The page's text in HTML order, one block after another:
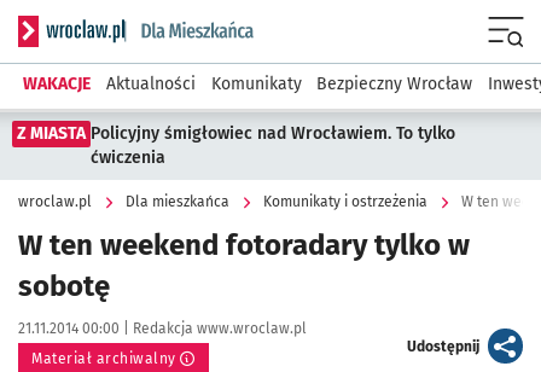
Serwis informacyjny wroclaw.pl podserwis: Dla mieszkańca
WAKACJE Aktualności Komunikaty Bezpieczny Wrocław
Z MIASTA Policyjny śmigłowiec nad Wrocławiem. To tylko
ćwiczenia
wroclaw.pl Dla mieszkańca Komunikaty i ostrzeżenia W ten
W ten weekend fotoradary tylko w
sobotę
Data publikacji:
21.11.2014 00:00 | Autor:
Redakcja www.wroclaw.pl
Materiał archiwalny
Udostępnijartykuł